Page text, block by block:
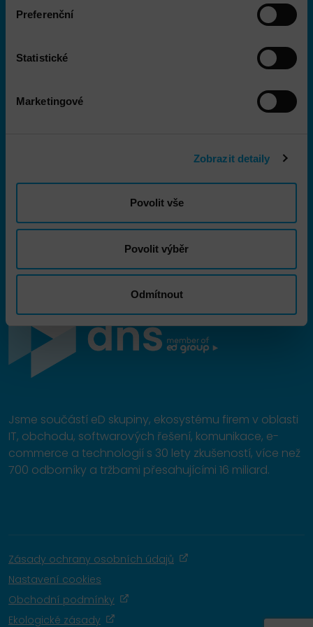
Preferenční
Statistické
Marketingové
Zobrazit detaily
Povolit vše
Povolit výběr
Odmítnout
O nás
Na Strži 1702/65
Jsme součástí eD skupiny, ekosystému firem v oblasti
IT, obchodu, softwarových řešení, komunikace, e-
commerce a technologií s 30 lety zkušeností, více než
700 odborníky a tržbami přesahujícími 16 miliard.
Zásady ochrany osobních údajů
Nastavení cookies
Obchodní podmínky
Ekologické zásady